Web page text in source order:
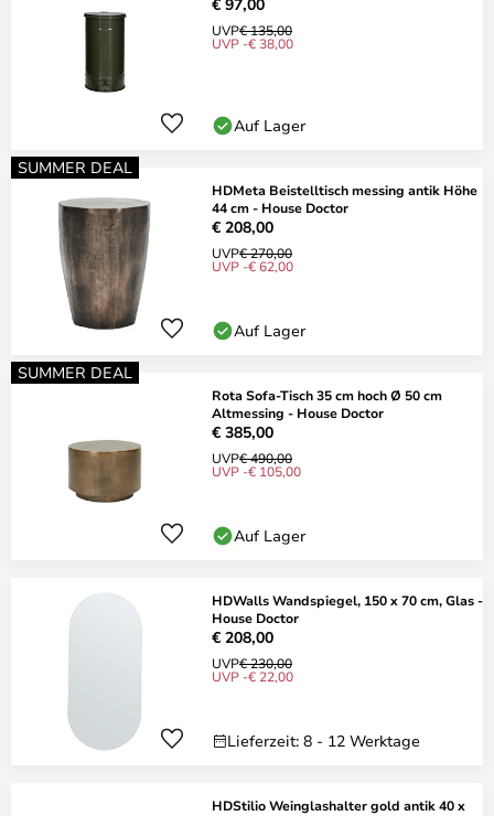
UVP€ 135,00
UVP -€ 38,00
Auf Lager
SUMMER DEAL
HDMeta Beistelltisch messing antik Höhe
44 cm - House Doctor
€ 208,00
UVP€ 270,00
UVP -€ 62,00
Auf Lager
SUMMER DEAL
Rota Sofa-Tisch 35 cm hoch Ø 50 cm
Altmessing - House Doctor
€ 385,00
UVP€ 490,00
UVP -€ 105,00
Auf Lager
HDWalls Wandspiegel, 150 x 70 cm, Glas -
House Doctor
€ 208,00
UVP€ 230,00
UVP -€ 22,00
Lieferzeit: 8 - 12 Werktage
HDStilio Weinglashalter gold antik 40 x